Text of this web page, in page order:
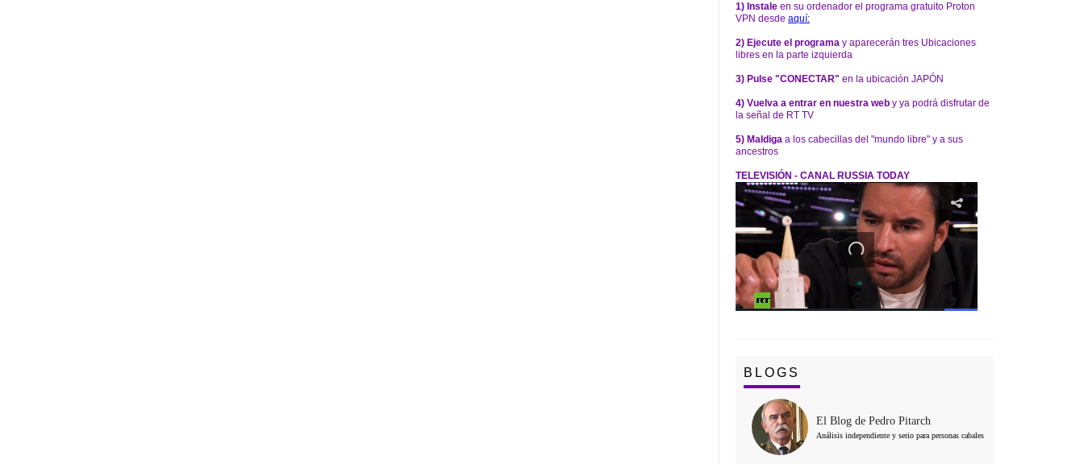
1) Instale en su ordenador el programa gratuito Proton
VPN desde aquí:
2) Ejecute el programa y aparecerán tres Ubicaciones
libres en la parte izquierda
3) Pulse "CONECTAR" en la ubicación JAPÓN
4) Vuelva a entrar en nuestra web y ya podrá disfrutar de
la señal de RT TV
5) Maldiga a los cabecillas del "mundo libre" y a sus
ancestros
TELEVISIÓN - CANAL RUSSIA TODAY
BLOGS
El Blog de Pedro Pitarch
Análisis independiente y serio para personas cabales